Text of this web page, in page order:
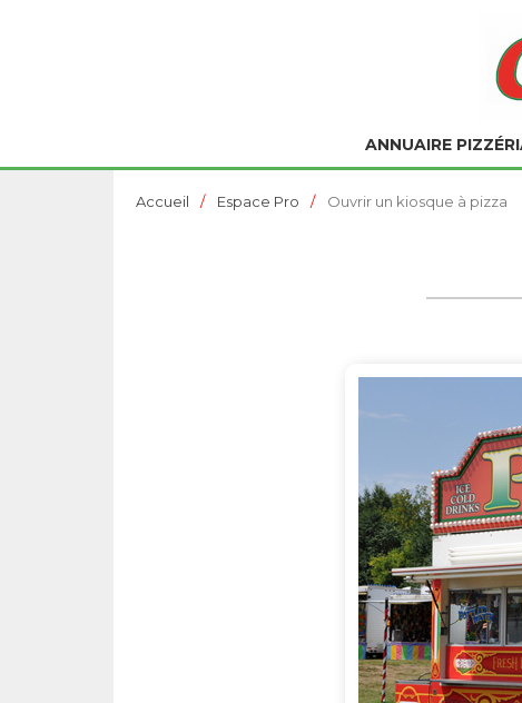
ANNUAIRE
Accueil Espace Pro Ouvrir un kiosque à pizza